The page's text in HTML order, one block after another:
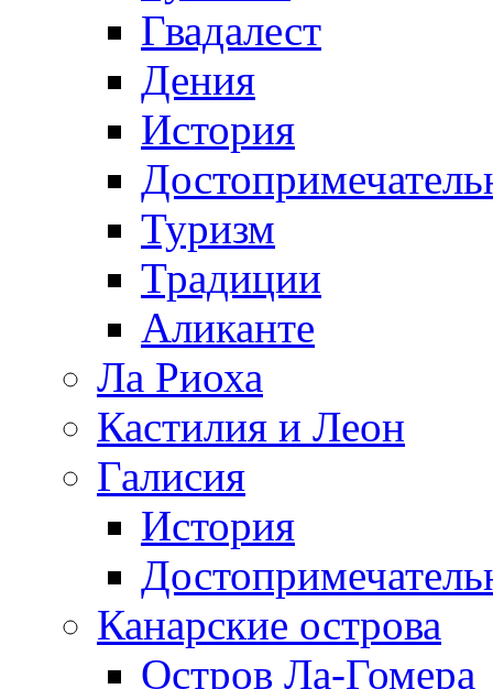
Гвадалест
Дения
История
Туризм
Традиции
Аликанте
Ла Риоха
Кастилия и Леон
Галисия
История
Канарские острова
Остров Ла-Гомера